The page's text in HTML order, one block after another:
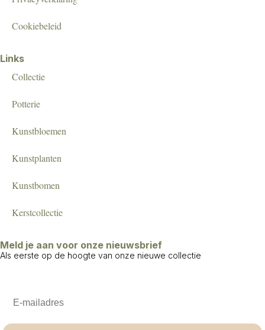
Cookiebeleid
Links
Collectie
Potterie
Kunstbloemen
Kunstplanten
Kunstbomen
Kerstcollectie
Meld je aan voor onze nieuwsbrief
Als eerste op de hoogte van onze nieuwe collectie